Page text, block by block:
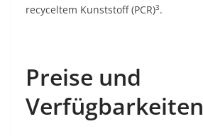
recyceltem Kunststoff (PCR)3.
Preise und
Verfügbarkeiten